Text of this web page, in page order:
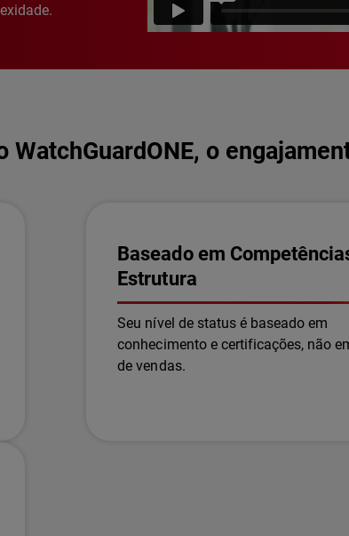
WatchGuardONE, o
Baseado em
Estrutura
Seu nível de status é baseado em
conhecimento e certificações, não
de vendas.